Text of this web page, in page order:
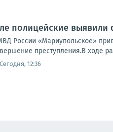
полицейские выявили
России «Мариупольское»
преступления.В ходе
Сегодня, 12:36